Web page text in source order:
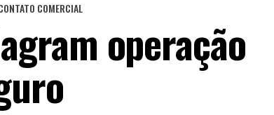
COMERCIAL
operação